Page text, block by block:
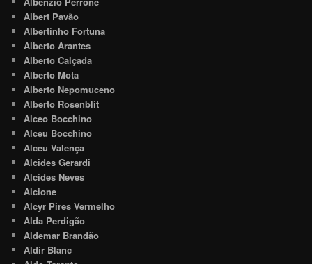
Albert Pavão
Albertinho Fortuna
Alberto Arantes
Alberto Calçada
Alberto Mota
Alberto Nepomuceno
Alberto Rosenblit
Alceo Bocchino
Alceu Bocchino
Alceu Valença
Alcides Gerardi
Alcides Neves
Alcione
Alcyr Pires Vermelho
Alda Perdigão
Aldemar Brandão
Aldir Blanc